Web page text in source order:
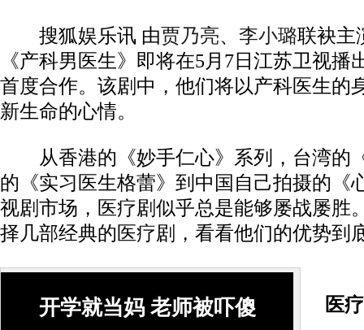
搜狐娱乐讯 由贾乃亮、 李小璐联袂主
《产科男医生》即将在5月7日江苏卫视播
首度合作。该剧中，他们将以产科医生的
新生命的心情。
从香港的《妙手仁心》系列，台湾的
的《实习医生格蕾》到中国自己拍摄的《
视剧市场，医疗剧似乎总是能够屡战屡胜
择几部经典的医疗剧，看看他们的优势到
开学就当妈 老师被吓傻 医